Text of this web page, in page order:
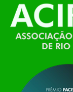
O Polo
de
Itajaí,
Conexão
tecnologia
encontro